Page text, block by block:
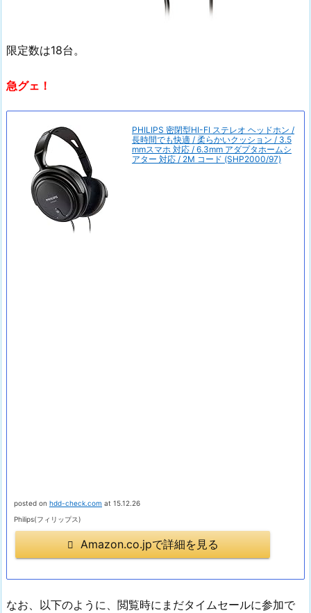
限定数は18台。
急グェ！
PHILIPS 密閉型HI-FI ステレオ ヘッドホン /
長時間でも快適 / 柔らかいクッション / 3.5
mmスマホ 対応 / 6.3mm アダプタホームシ
アター 対応 / 2M コード (SHP2000/97)
posted on hdd-check.com at 15.12.26
Philips(フィリップス)
Amazon.co.jpで詳細を見る
なお、以下のように、閲覧時にまだタイムセールに参加で